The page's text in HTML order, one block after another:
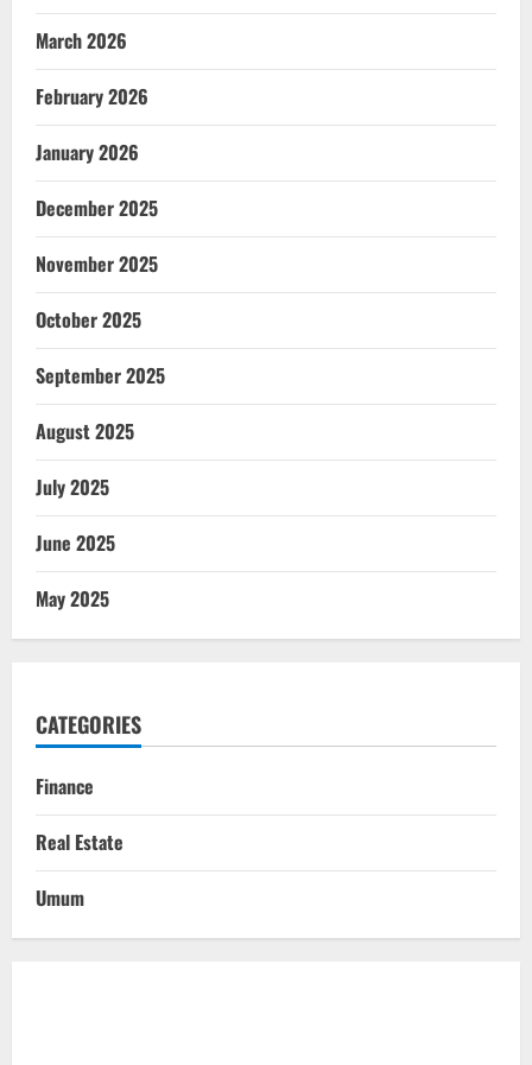
March 2026
February 2026
January 2026
December 2025
November 2025
October 2025
September 2025
August 2025
July 2025
June 2025
May 2025
CATEGORIES
Finance
Real Estate
Umum